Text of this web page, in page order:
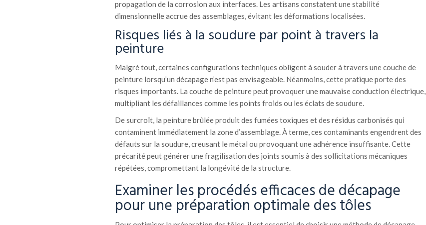
propagation de la corrosion aux interfaces. Les artisans constatent une stabilité
dimensionnelle accrue des assemblages, évitant les déformations localisées.
Risques liés à la soudure par point à travers la
peinture
Malgré tout, certaines configurations techniques obligent à souder à travers une couche de
peinture lorsqu’un décapage n’est pas envisageable. Néanmoins, cette pratique porte des
risques importants. La couche de peinture peut provoquer une mauvaise conduction électrique,
multipliant les défaillances comme les points froids ou les éclats de soudure.
De surcroît, la peinture brûlée produit des fumées toxiques et des résidus carbonisés qui
contaminent immédiatement la zone d’assemblage. À terme, ces contaminants engendrent des
défauts sur la soudure, creusant le métal ou provoquant une adhérence insuffisante. Cette
précarité peut générer une fragilisation des joints soumis à des sollicitations mécaniques
répétées, compromettant la longévité de la structure.
Examiner les procédés efficaces de décapage
pour une préparation optimale des tôles